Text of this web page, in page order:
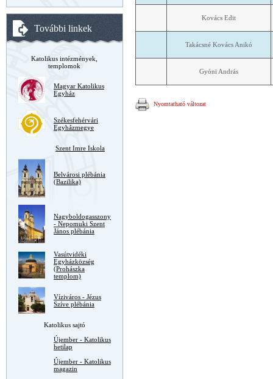
További linkek
Katolikus intézmények,
templomok
Magyar Katolikus
Egyház
Székesfehérvári
Egyházmegye
Szent Imre Iskola
Belvárosi plébánia
(Bazilika)
Nagyboldogasszony
- Nepomuki Szent
János plébánia
Vasútvidéki
Egyházközség
(Prohászka
templom)
Víziváros - Jézus
Szíve plébánia
Katolikus sajtó
Újember - Katolikus
hetilap
Újember - Katolikus
magazin
Kovács Edit
Takácsné Kovács Anikó
Gyóni András
Nyomtatható változat